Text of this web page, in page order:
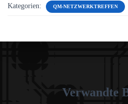
Kategorien: QM-NETZWERKTREFFEN
Verwandte